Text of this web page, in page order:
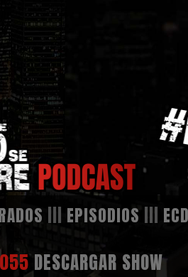
EPISODIOS
DESCARGAR SHOW